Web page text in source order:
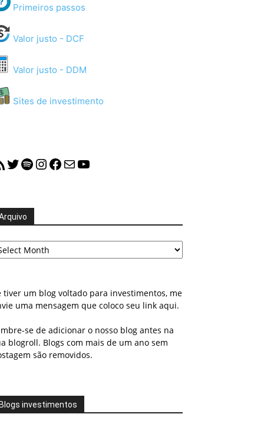
Primeiros passos
Valor justo - DCF
Valor justo - DDM
Sites de investimento
Feed
Twitter
Spotify
Instagram
Facebook
MailYouTube
tiver um blog voltado para investimentos, me
uma mensagem que coloco seu link aqui.
se de adicionar o nosso blog antes na
blogroll. Blogs com mais de um ano sem
são removidos.
investimentos